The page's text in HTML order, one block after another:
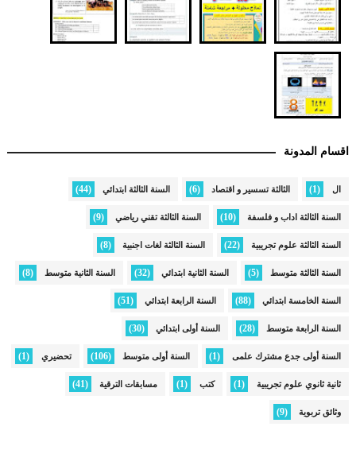
اقسام المدونة
ال (1) الثالثة تسسير و اقتصاد (6) السنة الثالثة ابتدائي (44)
السنة الثالثة اداب و فلسفة (10) السنة الثالثة تقني رياضي (9)
السنة الثالثة علوم تجريبية (22) السنة الثالثة لغات اجنبية (8)
السنة الثالثة متوسط (5) السنة الثانية ابتدائي (32) السنة الثانية متوسط (8)
السنة الخامسة ابتدائي (88) السنة الرابعة ابتدائي (51)
السنة الرابعة متوسط (28) السنة أولى ابتدائي (30)
السنة أولى جدع مشترك علمى (1) السنة أولى متوسط (106) تحضيري (1)
ثانية ثانوي علوم تجريبية (1) كتب (1) مسابقات الترقية (41)
وثائق تربوية (9)